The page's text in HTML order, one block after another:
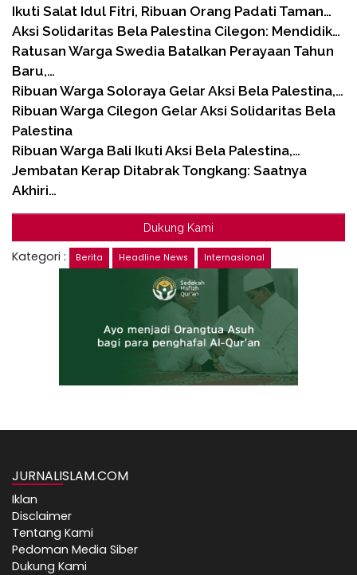
Ikuti Salat Idul Fitri, Ribuan Orang Padati Taman…
Aksi Solidaritas Bela Palestina Cilegon: Mendidik…
Ratusan Warga Swedia Batalkan Perayaan Tahun
Baru,…
Ribuan Warga Soloraya Gelar Aksi Bela Palestina,…
Ribuan Warga Cilegon Gelar Aksi Solidaritas Bela
Palestina
Ribuan Warga Bali Ikuti Aksi Bela Palestina,…
Jembatan Kerap Ditabrak Tongkang: Saatnya
Akhiri…
Dukung Kami
Kategori : Berita Headline News Internasional
JURNALISLAM.COM
Iklan
Disclaimer
Tentang Kami
Pedoman Media Siber
Dukung Kami